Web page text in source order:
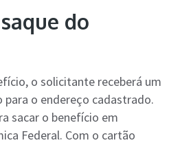
do
o solicitante receberá um
o endereço cadastrado.
sacar o benefício em
Federal​. Com o cartão